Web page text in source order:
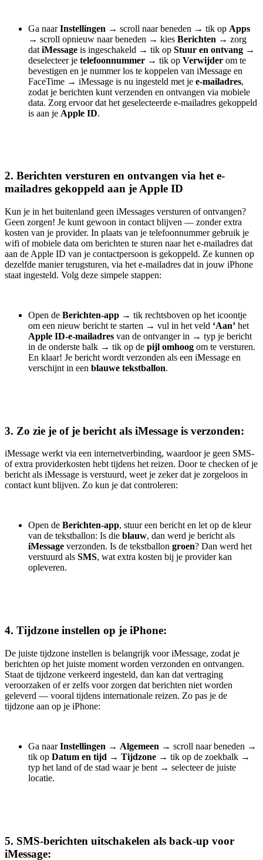
Ga naarInstellingen → scroll naar beneden → tik op Apps
→ scroll opnieuw naar beneden → kies Berichten → zorg
dat iMessage is ingeschakeld → tik op Stuur en ontvang →
deselecteer je telefoonnummer → tik op Verwijder om te
bevestigen en je nummer los te koppelen van iMessage en
FaceTime → iMessage is nu ingesteld met je e-mailadres,
zodat je berichten kunt verzenden en ontvangen via mobiele
data. Zorg ervoor dat het geselecteerde e-mailadres gekoppeld
is aan je Apple ID.
2. Berichten versturen en ontvangen via het e-
mailadres gekoppeld aan je Apple ID
Kun je in het buitenland geen iMessages versturen of ontvangen?
Geen zorgen! Je kunt gewoon in contact blijven — zonder extra
kosten van je provider. In plaats van je telefoonnummer gebruik je
wifi of mobiele data om berichten te sturen naar het e-mailadres dat
aan de Apple ID van je contactpersoon is gekoppeld. Ze kunnen op
dezelfde manier terugsturen, via het e-mailadres dat in jouw iPhone
staat ingesteld. ​​Volg deze simpele stappen:
Open de Berichten-app → tik rechtsboven op het icoontje
om een nieuw bericht te starten → vul in het veld ‘Aan’ het
Apple ID-e-mailadres van de ontvanger in → typ je bericht
in de onderste balk → tik op de pijl omhoog om te versturen.
En klaar! Je bericht wordt verzonden als een iMessage en
verschijnt in een blauwe tekstballon.
3. Zo zie je of je bericht als iMessage is verzonden:
iMessage werkt via een internetverbinding, waardoor je geen SMS-
of extra providerkosten hebt tijdens het reizen. Door te checken of je
bericht als iMessage is verstuurd, weet je zeker dat je zorgeloos in
contact kunt blijven. Zo kun je dat controleren:
Open de Berichten-app, stuur een bericht en let op de kleur
van de tekstballon: Is die blauw, dan werd je bericht als
iMessage verzonden. Is de tekstballon groen? Dan werd het
verstuurd als SMS, wat extra kosten bij je provider kan
opleveren.
4. Tijdzone instellen op je iPhone:
De juiste tijdzone instellen is belangrijk voor iMessage, zodat je
berichten op het juiste moment worden verzonden en ontvangen.
Staat de tijdzone verkeerd ingesteld, dan kan dat vertraging
veroorzaken of er zelfs voor zorgen dat berichten niet worden
geleverd — vooral tijdens internationale reizen. Zo pas je de
tijdzone aan op je iPhone:
Ga naarInstellingen → Algemeen → scroll naar beneden →
tik op Datum en tijd → Tijdzone → tik op de zoekbalk →
typ het land of de stad waar je bent → selecteer de juiste
locatie.
5. SMS-berichten uitschakelen als back-up voor
iMessage: